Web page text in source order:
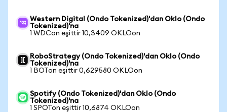
Western Digital (Ondo Tokenized)'dan Oklo (Ondo
Tokenized)'na
1 WDCon eşittir 10,3409 OKLOon
RoboStrategy (Ondo Tokenized)'dan Oklo (Ondo
Tokenized)'na
1 BOTon eşittir 0,629580 OKLOon
Spotify (Ondo Tokenized)'dan Oklo (Ondo
Tokenized)'na
1 SPOTon eşittir 10,6874 OKLOon